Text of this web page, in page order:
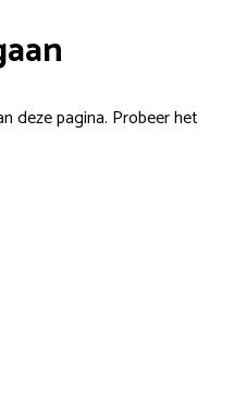
deze pagina. Probeer het